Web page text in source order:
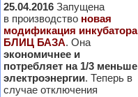
25.04.2016 Запущена
в производство новая
модификация инкубатора
БЛИЦ БАЗА. Она
экономичнее и
потребляет на 1/3 меньше
электроэнергии. Теперь в
случае отключения